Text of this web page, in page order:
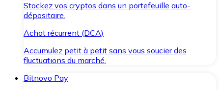
Stockez vos cryptos dans un portefeuille auto-
dépositaire.
Achat récurrent (DCA)
Accumulez petit à petit sans vous soucier des
fluctuations du marché.
Bitnovo Pay